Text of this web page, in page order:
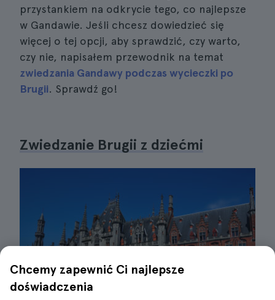
przystankiem na odkrycie tego, co najlepsze
w Gandawie. Jeśli chcesz dowiedzieć się
więcej o tej opcji, aby sprawdzić, czy warto,
czy nie, napisałem przewodnik na temat
zwiedzania Gandawy podczas wycieczki po
Brugii. Sprawdź go!
Zwiedzanie Brugii z dziećmi
Chcemy zapewnić Ci najlepsze
doświadczenia